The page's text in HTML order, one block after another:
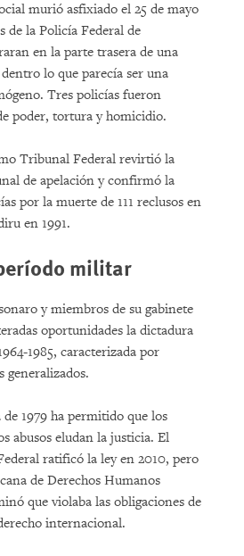
murió asfixiado el 25 de mayo
de la Policía Federal de
en la parte trasera de una
lo que parecía ser una
Tres policías fueron
poder, tortura y homicidio.
Tribunal Federal revirtió la
de apelación y confirmó la
por la muerte de 111 reclusos en
en 1991.
militar
y miembros de su gabinete
oportunidades la dictadura
1985, caracterizada por
generalizados.
1979 ha permitido que los
abusos eludan la justicia. El
ratificó la ley en 2010, pero
de Derechos Humanos
que violaba las obligaciones de
internacional.